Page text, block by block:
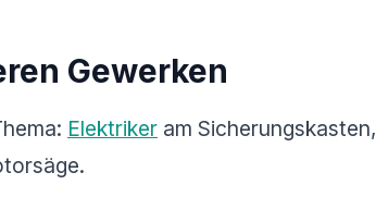
Gewerken
Elektriker am Sicherungskasten,